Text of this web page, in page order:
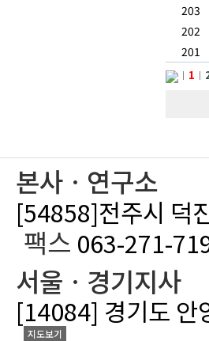
203
202
201
1
본사ㆍ연구소
[54858]전주시 덕
팩스 063-271-
서울ㆍ경기지사
[14084] 경기도 안
지도보기